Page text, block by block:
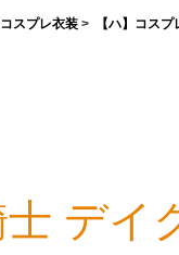
コスプレ衣装 > 【ハ】コスプ
デイ